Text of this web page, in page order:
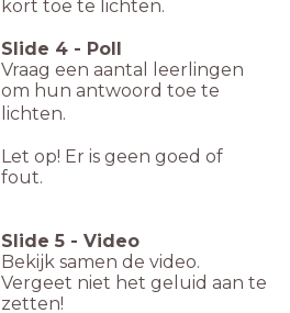
kort toe te lichten.
Slide 4 - Poll
Vraag een aantal leerlingen
om hun antwoord toe te
lichten.
Let op! Er is geen goed of
fout.
Slide 5 - Video
Bekijk samen de video.
Vergeet niet het geluid aan te
zetten!